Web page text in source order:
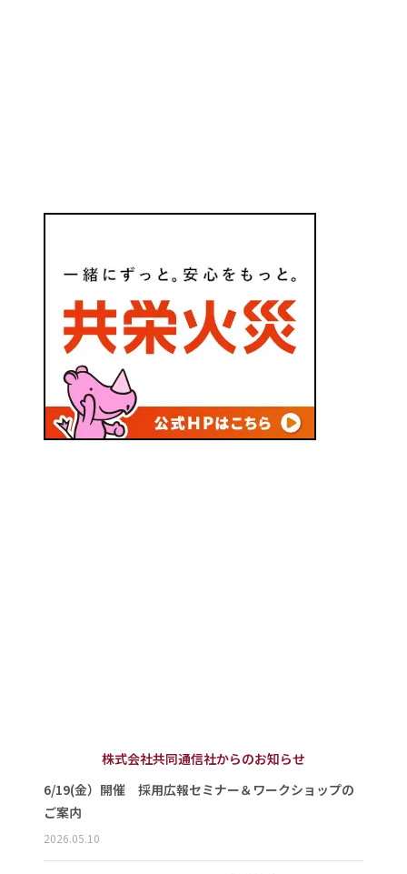
株式会社共同通信社からのお知らせ
6/19(金）開催 採用広報セミナー＆ワークショップの
ご案内
2026.05.10